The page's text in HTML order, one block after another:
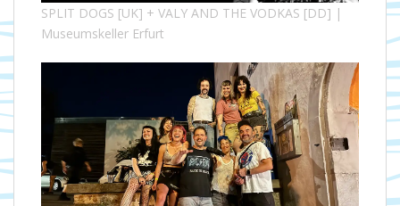
SPLIT DOGS [UK] + VALY AND THE VODKAS [DD] |
Museumskeller Erfurt